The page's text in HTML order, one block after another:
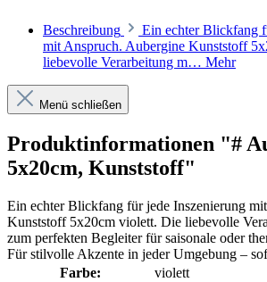
Beschreibung
Ein echter Blickfang
mit Anspruch. Aubergine Kunststoff
liebevolle Verarbeitung m… Mehr
Menü schließen
Produktinformationen "#
5x20cm, Kunststoff"
Ein echter Blickfang für jede Inszenierung
Kunststoff 5x20cm violett. Die liebevolle
zum perfekten Begleiter für saisonale oder
Für stilvolle Akzente in jeder Umgebung –
Farbe:
violett